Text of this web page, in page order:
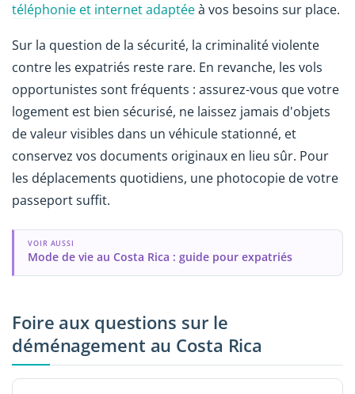
téléphonie et internet adaptéeà vos besoins sur place.
Sur la question de la sécurité, la criminalité violente
contre les expatriés reste rare. En revanche, les vols
opportunistes sont fréquents : assurez-vous que votre
logement est bien sécurisé, ne laissez jamais d'objets
de valeur visibles dans un véhicule stationné, et
conservez vos documents originaux en lieu sûr. Pour
les déplacements quotidiens, une photocopie de votre
passeport suffit.
VOIR AUSSI
Mode de vie au Costa Rica : guide pour expatriés
Foire aux questions sur le
déménagement au Costa Rica